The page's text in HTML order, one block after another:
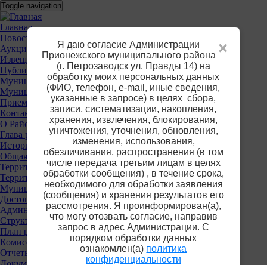
Перейти
к
основному
содержанию
Toggle navigation
×
Я даю согласие Администрации
Прионежского муниципального района
(г. Петрозаводск ул. Правды 14) на
обработку моих персональных данных
(ФИО, телефон, е-mail, иные сведения,
указанные в запросе) в целях сбора,
записи, систематизации, накопления,
хранения, извлечения, блокирования,
уничтожения, уточнения, обновления,
изменения, использования,
обезличивания, распространения (в том
числе передача третьим лицам в целях
обработки сообщения) , в течение срока,
необходимого для обработки заявления
(сообщения) и хранения результатов его
рассмотрения. Я проинформирован(а),
что могу отозвать согласие, направив
запрос в адрес Администрации. С
порядком обработки данных
ознакомлен(а) политика
конфиденциальности
Основное
меню
Главная
Новости
Аукционы
Извещения о предоставлении участков
Публичные слушания
Муниципальные услуги
Муниципальный контроль
Приемная
Контакты
О Районе
Глава района
История
Общая информация
Территориальные органы власти
Территориальная избирательная комиссия
Муниципальные учреждения
Достопримечательности
Администрация района
Структура
План работы
Комиссии
Отчеты